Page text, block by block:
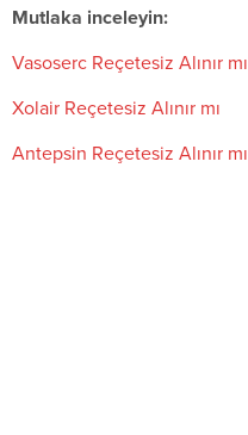
Mutlaka inceleyin:
Vasoserc Reçetesiz Alınır mı
Xolair Reçetesiz Alınır mı
Antepsin Reçetesiz Alınır mı